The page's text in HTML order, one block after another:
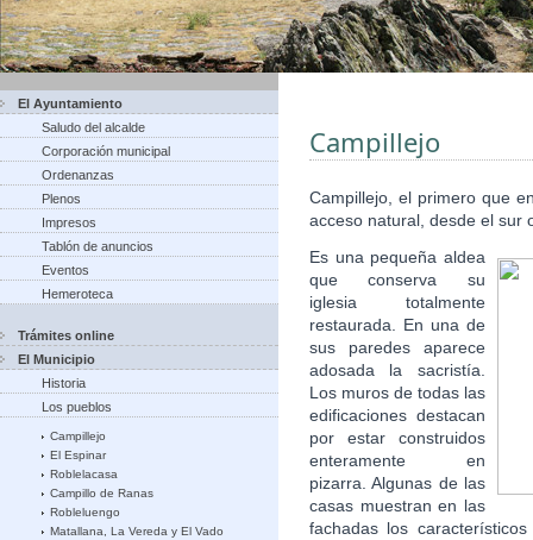
El Ayuntamiento
Saludo del alcalde
Corporación municipal
Ordenanzas
Plenos
Impresos
Tablón de anuncios
Eventos
Hemeroteca
Trámites online
El Municipio
Historia
Los pueblos
Campillejo
El Espinar
Roblelacasa
Campillo de Ranas
Robleluengo
Matallana, La Vereda y El Vado
Campillejo
Campillejo, el primero que
acceso natural, desde el sur
Es una pequeña aldea
que conserva su
iglesia totalmente
restaurada. En una de
sus paredes aparece
adosada la sacristía.
Los muros de todas las
edificaciones destacan
por estar construidos
enteramente en
pizarra. Algunas de las
casas muestran en las
fachadas los